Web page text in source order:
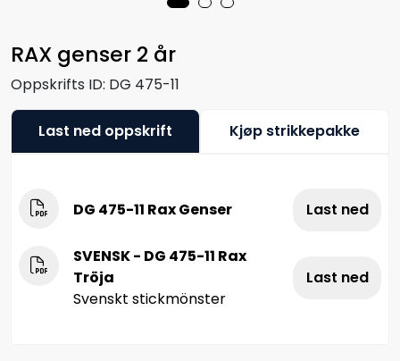
RAX genser 2 år
Oppskrifts ID: DG 475-11
Last ned oppskrift Kjøp strikkepakke
DG 475-11 Rax Genser Last ned
SVENSK - DG 475-11 Rax
Tröja
Svenskt stickmönster
Last ned